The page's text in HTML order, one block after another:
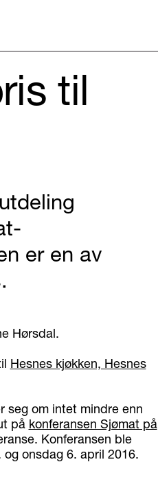
til
er en av
Hørsdal.
Hesnes kjøkken, Hesnes
seg om intet mindre enn
på konferansen Sjømat på
Konferansen ble
og onsdag 6. april 2016.